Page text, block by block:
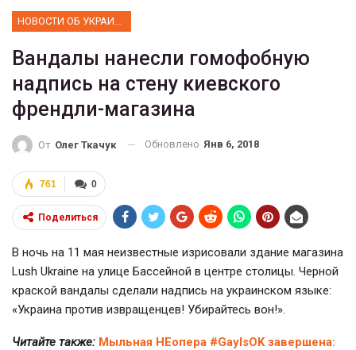
НОВОСТИ ОБ УКРАИНЕ
Вандалы нанесли гомофобную
надпись на стену киевского
френдли-магазина
От Олег Ткачук Обновлено Янв 6, 2018
0
761
Поделиться
В ночь на 11 мая неизвестные изрисовали здание магазина
Lush Ukraine на улице Бассейной в центре столицы. Черной
краской вандалы сделали надпись на украинском языке:
«Украина против извращенцев! Убирайтесь вон!».
Читайте также: Мыльная НЕопера #GayIsOK завершена: